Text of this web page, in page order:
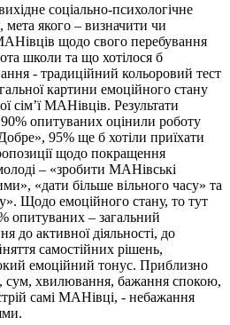
соціально-психологічне
мета якого – визначити чи
щодо свого перебування
школи та що хотілося б
- традиційний кольоровий тест
картини емоційного стану
сім’ї МАНівців. Результати
опитуваних оцінили роботу
95% ще б хотіли приїхати
щодо покращення
– «зробити МАНівські
«дати більше вільного часу» та
Щодо емоційного стану, то тут
опитуваних – загальний
до активної діяльності, до
самостійних рішень,
емоційний тонус. Приблизно
сум, хвилювання, бажання спокою,
самі МАНівці, - небажання